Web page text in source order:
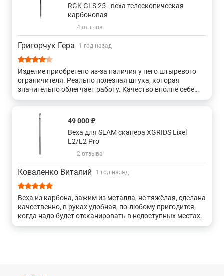
RGK GLS 25 - веха телескопическая
карбоновая
4 отзыва
Григорчук Гера 1 год назад
Изделие приобретено из-за наличия у него штыревого
ограничителя. Реально полезная штука, которая
значительно облегчает работу. Качество вполне себе
приемлемое. Отработает заявленный срок это точно.
отличная.
49 000 ₽
Веха для SLAM сканера XGRIDS Lixel
L2/L2 Pro
2 отзыва
Коваленко Виталий 1 год назад
Веха из карбона, зажим из металла, не тяжёлая, сделана
качественно, в руках удобная, по-любому пригодится,
когда надо будет отсканировать в недоступных местах.